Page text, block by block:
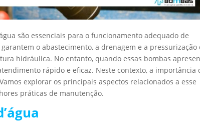
são essenciais para o funcionamento adequado de
o abastecimento, a drenagem e a pressurização
hidráulica. No entanto, quando essas bombas
rápido e eficaz. Neste contexto, a importância
explorar os principais aspectos relacionados a esse
práticas de manutenção.